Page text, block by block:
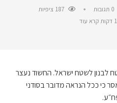
187 ציפיות
לבנון לשטח ישראל. החשוד נעצר
כי ככל הנראה מדובר בסודני